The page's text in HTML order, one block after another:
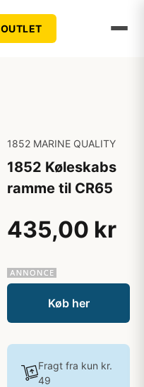
OUTLET
1852 MARINE QUALITY
1852 Køleskabs
ramme til CR65
435,00 kr
Køb her
Fragt fra kun kr.
49